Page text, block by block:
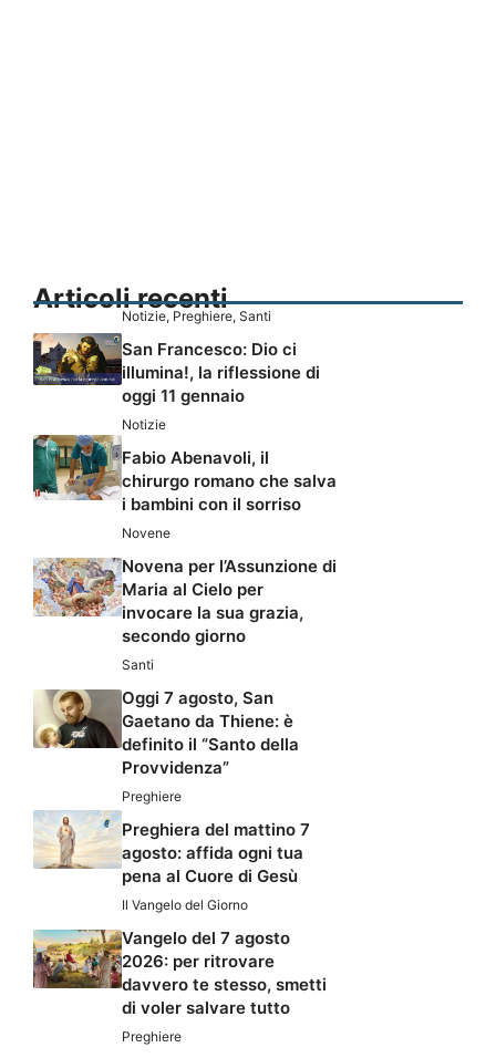
Articoli recenti
Notizie, Preghiere, Santi
San Francesco: Dio ci
illumina!, la riflessione di
oggi 11 gennaio
Notizie
Fabio Abenavoli, il
chirurgo romano che salva
i bambini con il sorriso
Novene
Novena per l’Assunzione di
Maria al Cielo per
invocare la sua grazia,
secondo giorno
Santi
Oggi 7 agosto, San
Gaetano da Thiene: è
definito il “Santo della
Provvidenza”
Preghiere
Preghiera del mattino 7
agosto: affida ogni tua
pena al Cuore di Gesù
Il Vangelo del Giorno
Vangelo del 7 agosto
2026: per ritrovare
davvero te stesso, smetti
di voler salvare tutto
Preghiere